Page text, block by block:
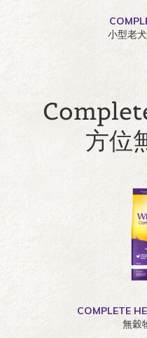
小型老
方位
COMPLETE
無穀